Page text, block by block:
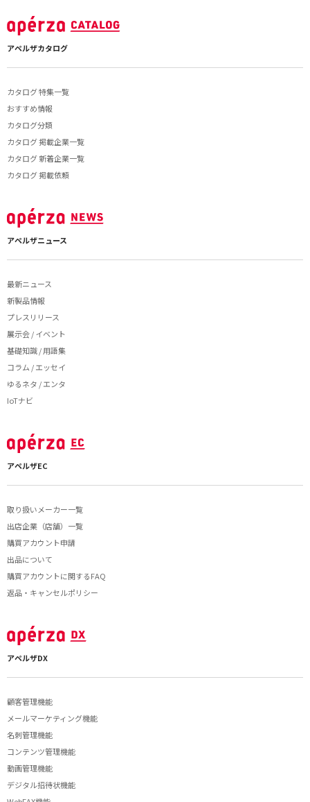
アペルザカタログ
カタログ 特集一覧
おすすめ情報
カタログ分類
カタログ 掲載企業一覧
カタログ 新着企業一覧
カタログ 掲載依頼
アペルザニュース
最新ニュース
新製品情報
プレスリリース
展示会 / イベント
基礎知識 / 用語集
コラム / エッセイ
ゆるネタ / エンタ
IoTナビ
アペルザEC
取り扱いメーカー一覧
出店企業（店舗）一覧
購買アカウント申請
出品について
購買アカウントに関するFAQ
返品・キャンセルポリシー
アペルザDX
顧客管理機能
メールマーケティング機能
名刺管理機能
コンテンツ管理機能
動画管理機能
デジタル招待状機能